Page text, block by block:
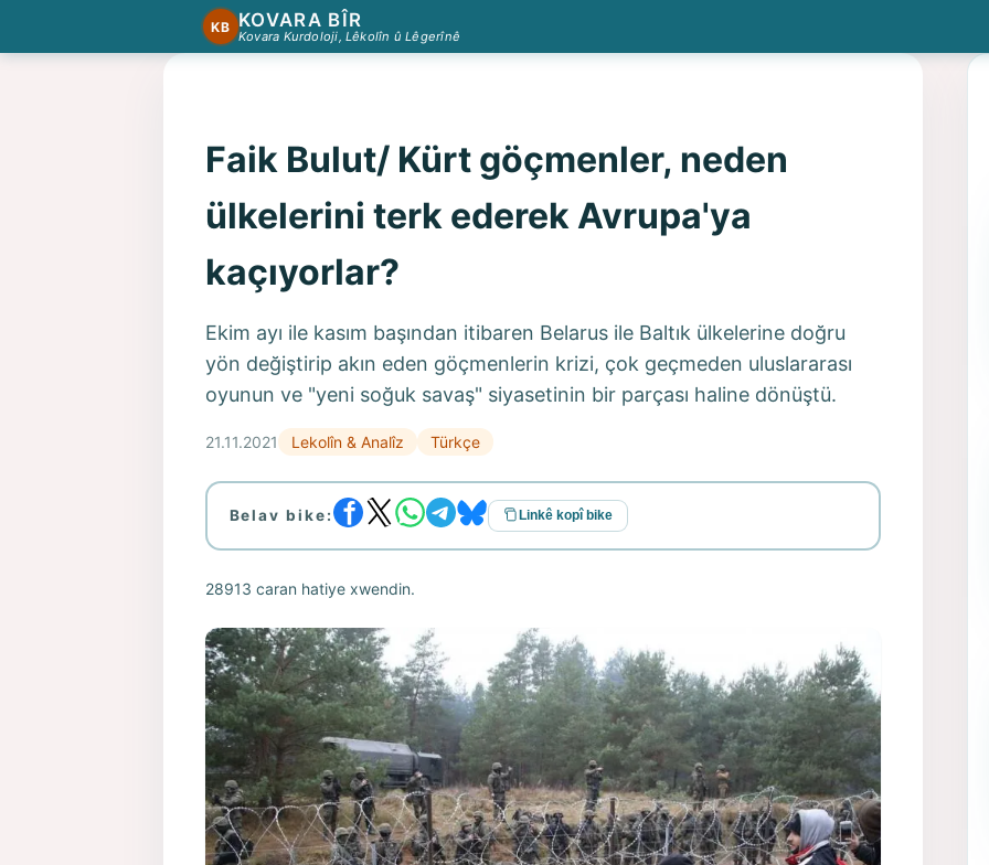
KB KOVARA BÎR
Kovara Kurdoloji, Lêkolîn û Lêgerînê
Faik Bulut/ Kürt göçmenler, neden
ülkelerini terk ederek Avrupa'ya
kaçıyorlar?
Ekim ayı ile kasım başından itibaren Belarus ile Baltık ülkelerine doğru
yön değiştirip akın eden göçmenlerin krizi, çok geçmeden uluslararası
oyunun ve "yeni soğuk savaş" siyasetinin bir parçası haline dönüştü.
21.11.2021 Lekolîn & Analîz Türkçe
Belav bike: Linkê kopî bike
28913 caran hatiye xwendin.